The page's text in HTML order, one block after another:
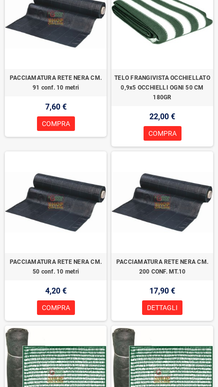
PACCIAMATURA RETE NERA CM.
91 conf. 10 metri
7,60 €
COMPRA
TELO FRANGIVISTA OCCHIELLATO
0,9x5 OCCHIELLI OGNI 50 CM
180GR
22,00 €
COMPRA
PACCIAMATURA RETE NERA CM.
50 conf. 10 metri
4,20 €
COMPRA
PACCIAMATURA RETE NERA CM.
200 CONF. MT.10
17,90 €
DETTAGLI